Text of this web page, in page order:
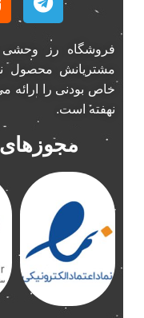
مشتریانش محصول
خاص بودنی را ارائه
نهفته است.